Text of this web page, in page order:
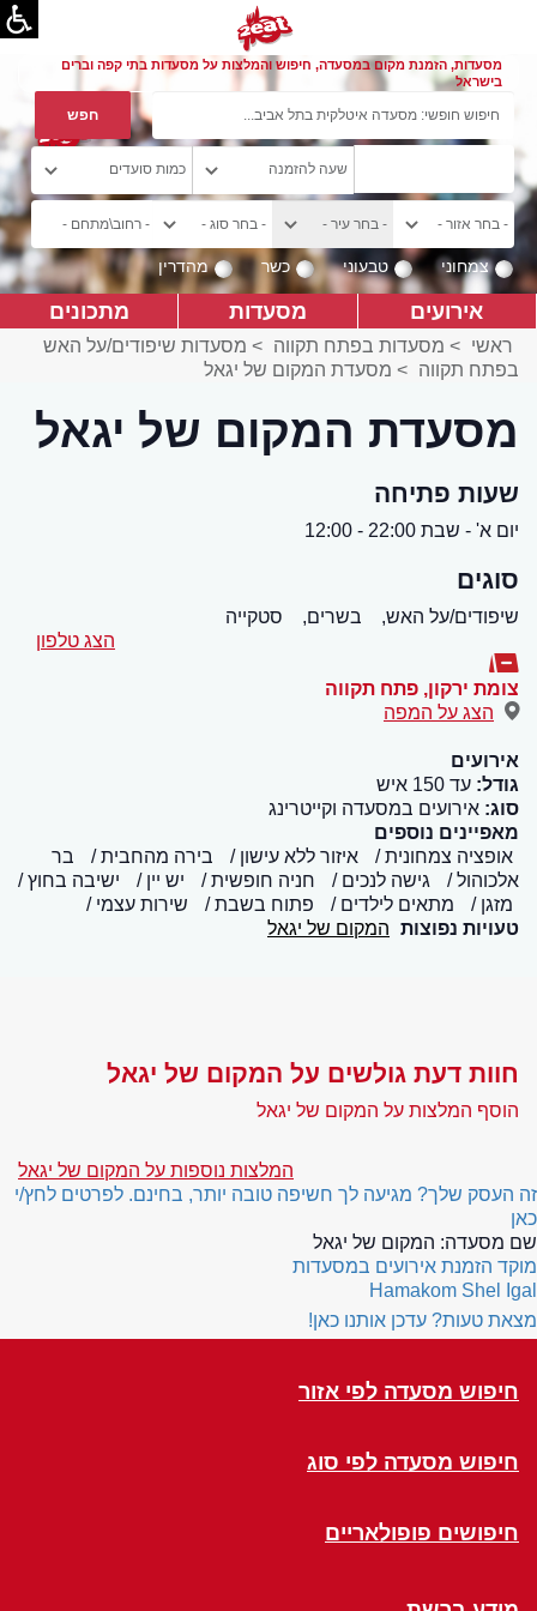
מסעדות, הזמנת מקום במסעדה, חיפוש והמלצות על מסעדות בתי קפה וברים
בישראל
צמחוני טבעוני כשר מהדרין
אירועים מסעדות מתכונים
ראשי > מסעדות בפתח תקווה > מסעדות שיפודים/על האש
בפתח תקווה > מסעדת המקום של יגאל
מסעדת המקום של יגאל
שעות פתיחה
יום א' - שבת 22:00 - 12:00
סוגים
שיפודים/על האש, בשרים,
סטקייה
הצג טלפון
צומת ירקון, פתח תקווה
הצג על המפה
אירועים
גודל: עד 150 איש
סוג: אירועים במסעדה וקייטרינג
מאפיינים נוספים
אופציה צמחונית
איזור ללא עישון בירה מהחבית
בר
אלכוהול
גישה לנכים חניה חופשית יש יין
ישיבה בחוץ
מזגן
מתאים לילדים פתוח בשבת
שירות עצמי
טעויות נפוצות המקום של יגאל
חוות דעת גולשים על המקום של יגאל
הוסף המלצות על המקום של יגאל
המלצות נוספות על המקום של יגאל
זה העסק שלך? מגיעה לך חשיפה טובה יותר, בחינם. לפרטים לחץ/י
כאן
שם מסעדה: המקום של יגאל
מוקד הזמנת אירועים במסעדות
Hamakom Shel Igal
מצאת טעות? עדכן אותנו כאן!
חיפוש מסעדה לפי אזור
חיפוש מסעדה לפי סוג
חיפושים פופולאריים